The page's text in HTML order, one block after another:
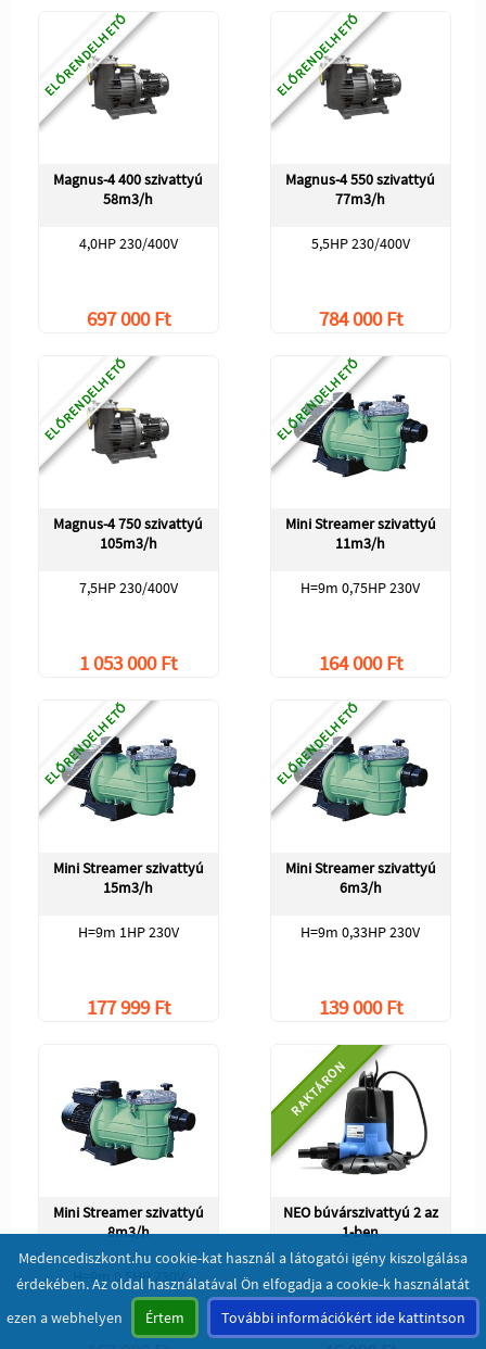
Medencediszkont.hu cookie-kat használ a látogatói igény kiszolgálása
érdekében. Az oldal használatával Ön elfogadja a cookie-k használatát
ezen a webhelyen
Értem További információkért ide kattintson
ELŐRENDELHETŐ
Magnus-4 400 szivattyú
58m3/h
4,0HP 230/400V
697 000 Ft
ELŐRENDELHETŐ
Magnus-4 550 szivattyú
77m3/h
5,5HP 230/400V
784 000 Ft
ELŐRENDELHETŐ
Magnus-4 750 szivattyú
105m3/h
7,5HP 230/400V
1 053 000 Ft
ELŐRENDELHETŐ
Mini Streamer szivattyú
11m3/h
H=9m 0,75HP 230V
164 000 Ft
ELŐRENDELHETŐ
Mini Streamer szivattyú
15m3/h
H=9m 1HP 230V
177 999 Ft
ELŐRENDELHETŐ
Mini Streamer szivattyú
6m3/h
H=9m 0,33HP 230V
139 000 Ft
Mini Streamer szivattyú
8m3/h
H=9m 0,5HP 230V
RAKTÁRON
NEO búvárszivattyú 2 az
1-ben